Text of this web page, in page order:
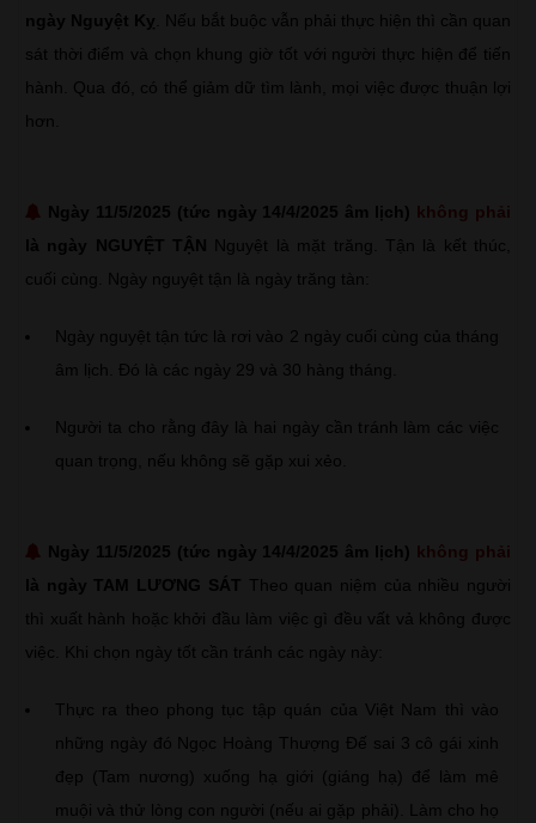
ngày Nguyệt Kỵ . Nếu bắt buộc vẫn phải thực hiện thì cần quan
sát thời điểm và chọn khung giờ tốt với người thực hiện để tiến
hành. Qua đó, có thể giảm dữ tìm lành, mọi việc được thuận lợi
hơn.
Ngày 11/5/2025 (tức ngày 14/4/2025 âm lịch) không phải
là ngày NGUYỆT TẬN Nguyệt là mặt trăng. Tận là kết thúc,
cuối cùng. Ngày nguyệt tận là ngày trăng tàn:
Ngày nguyệt tận tức là rơi vào 2 ngày cuối cùng của tháng
âm lịch. Đó là các ngày 29 và 30 hàng tháng.
Người ta cho rằng đây là hai ngày cần tránh làm các việc
quan trọng, nếu không sẽ gặp xui xẻo.
Ngày 11/5/2025 (tức ngày 14/4/2025 âm lịch) không phải
là ngày TAM LƯƠNG SÁT Theo quan niệm của nhiều người
thì xuất hành hoặc khởi đầu làm việc gì đều vất vả không được
việc. Khi chọn ngày tốt cần tránh các ngày này:
Thực ra theo phong tục tập quán của Việt Nam thì vào
những ngày đó Ngọc Hoàng Thượng Đế sai 3 cô gái xinh
đẹp (Tam nương) xuống hạ giới (giáng hạ) để làm mê
muội và thử lòng con người (nếu ai gặp phải). Làm cho họ